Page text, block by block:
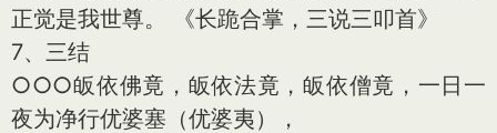
正觉是我世尊。 《长跪合掌，三说三叩首》
7、三结
○○○皈依佛竟，皈依法竟，皈依僧竟，一日一
夜为净行优婆塞（优婆夷），